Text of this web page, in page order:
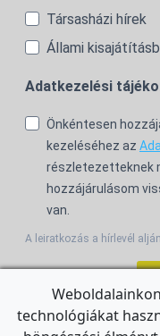
Társasházi hírek
Állami
Adatkezelési
Önkéntesen
kezeléséhez az
részletezetteknek
hozzájárulásom
van.
A leiratkozás a hírlevél
For the English
technológiákat